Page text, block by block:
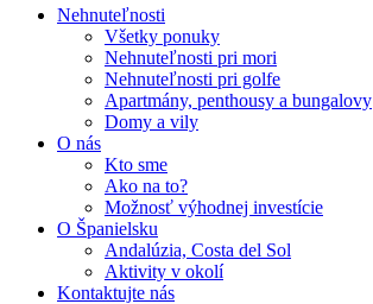
Nehnuteľnosti
Všetky ponuky
Nehnuteľnosti pri mori
Nehnuteľnosti pri golfe
Apartmány, penthousy a bungalovy
Domy a vily
O nás
Kto sme
Ako na to?
Možnosť výhodnej investície
O Španielsku
Andalúzia, Costa del Sol
Aktivity v okolí
Kontaktujte nás